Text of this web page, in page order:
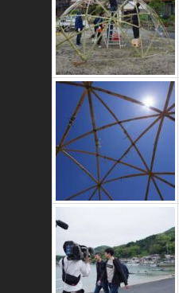
竹ドームのワーク
ショップ